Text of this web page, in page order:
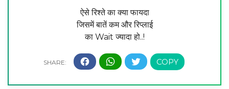
ऐसे रिश्ते का क्या फायदा
जिसमें बातें कम और रिप्लाई
का Wait ज्यादा हो..!